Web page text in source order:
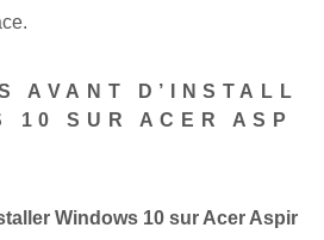
AVANT D’INSTALL
10 SUR ACER ASP
Windows 10 sur Acer Aspir